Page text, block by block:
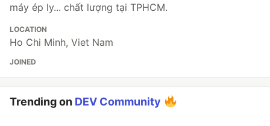
máy ép ly... chất lượng tại TPHCM.
LOCATION
Ho Chi Minh, Viet Nam
JOINED
Trending on DEV Community